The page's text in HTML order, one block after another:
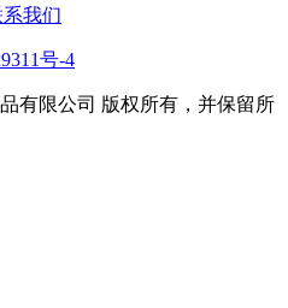
我们
号-4
有限公司 版权所有，并保留所